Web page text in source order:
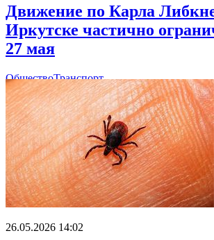
Движение по Карла
Иркутске частично
27 мая
ОбществоТранспорт
26.05.2026 14:02